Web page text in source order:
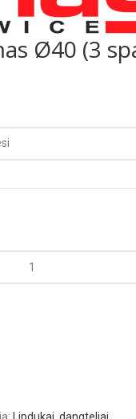
Ø40 (3
Lipdukai, dangteliai